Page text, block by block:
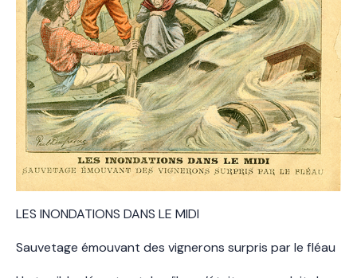
LES INONDATIONS DANS LE MIDI
Sauvetage émouvant des vignerons surpris par le fléau